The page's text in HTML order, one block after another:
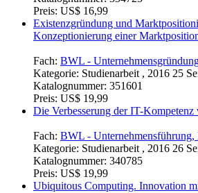
Preis: US$ 16,99
Existenzgründung und
Konzeptionierung einer
Fach: BWL -
Kategorie: Studienarbeit , 2016 25
Katalognummer: 351601
Preis: US$ 19,99
Die Verbesserung der IT-
Fach: BWL - Unternehmensführung,
Kategorie: Studienarbeit , 2016 26
Katalognummer: 340785
Preis: US$ 19,99
Ubiquitous Computing. Innovation